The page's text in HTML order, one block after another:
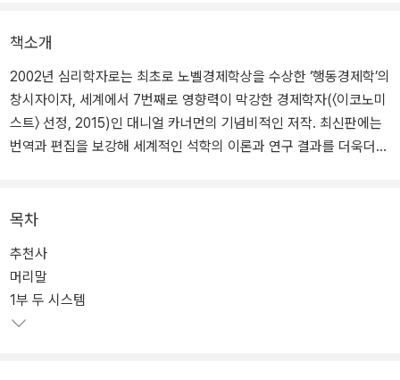
책소개
2002년 심리학자로는 최초로 노벨경제학상을 수상한 ‘행동경제학’의
창시자이자, 세계에서 7번째로 영향력이 막강한 경제학자(〈이코노미
스트〉 선정, 2015)인 대니얼 카너먼의 기념비적인 저작. 최신판에는
번역과 편집을 보강해 세계적인 석학의 이론과 연구 결과를 더욱더
더불어, 카너먼과 그의 이론을 최초로 국내에 소개한 안서원 서울과
펴보며 《생각에 관한 생각》이 갖는 의의를 짚었다. 심리학과 경제학
의 경계를 허문 대니얼 카너먼의 독창적인 사상이 베일을 벗는다.
21세기 들어 분야를 막론한 여러 학문에서는 인간의 한계와 불완전성
목차
추천사
머리말
1부 두 시스템